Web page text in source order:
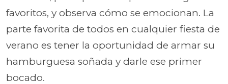
favoritos, y observa cómo se emocionan. La
parte favorita de todos en cualquier fiesta de
verano es tener la oportunidad de armar su
hamburguesa soñada y darle ese primer
bocado.